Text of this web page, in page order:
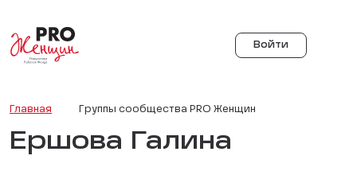
Войти
Главная Группы сообщества PRO Женщин
Ершова Галина